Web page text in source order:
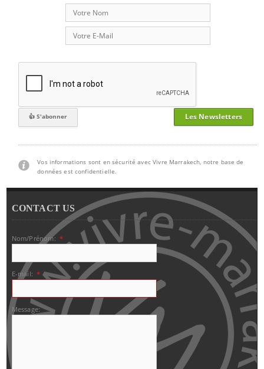
Les Newsletters
Vos informations sont en sécurité avec Vivre Marrakech, notre base de
données est confidentielle.
CONTACT US
Nom/Prénom: *
E-mail: *
Message: